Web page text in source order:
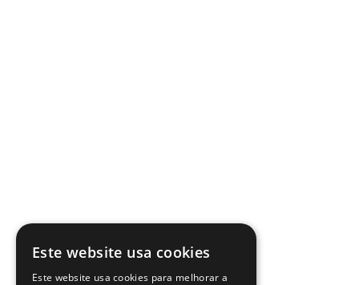
Este website usa cookies
Este website usa cookies para melhorar a